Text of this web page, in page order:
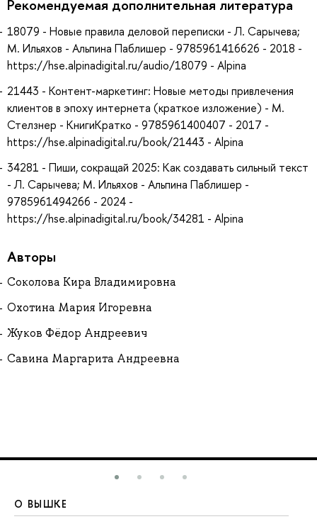
Рекомендуемая дополнительная литература
18079 - Новые правила деловой переписки - Л. Сарычева;
М. Ильяхов - Альпина Паблишер - 9785961416626 - 2018 -
https://hse.alpinadigital.ru/audio/18079 - Alpina
21443 - Контент-маркетинг: Новые методы привлечения
клиентов в эпоху интернета (краткое изложение) - М.
Стелзнер - КнигиКратко - 9785961400407 - 2017 -
https://hse.alpinadigital.ru/book/21443 - Alpina
34281 - Пиши, сокращай 2025: Как создавать сильный текст
- Л. Сарычева; М. Ильяхов - Альпина Паблишер -
9785961494266 - 2024 -
https://hse.alpinadigital.ru/book/34281 - Alpina
Авторы
Соколова Кира Владимировна
Охотина Мария Игоревна
Жуков Фёдор Андреевич
Савина Маргарита Андреевна
О ВЫШКЕ